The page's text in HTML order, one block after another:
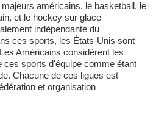
et le hockey sur glace
indépendante du
ces sports, les États-Unis sont
Américains considèrent les
ces sports d'équipe comme étant
Chacune de ces ligues est
et organisation